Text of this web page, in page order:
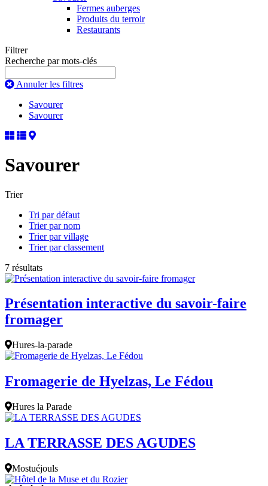
Fermes auberges
Produits du terroir
Restaurants
Filtrer
Recherche par mots-clés
Annuler les filtres
Savourer
Savourer
Savourer
Trier
Tri par défaut
Trier par nom
Trier par village
Trier par classement
7 résultats
Présentation interactive du savoir-faire
fromager
Hures-la-parade
Fromagerie de Hyelzas, Le Fédou
Hures la Parade
LA TERRASSE DES AGUDES
Mostuéjouls